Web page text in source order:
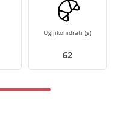
Ugljikohidrati (g)
62